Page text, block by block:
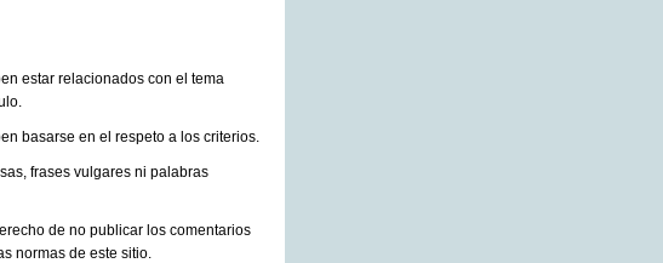
estar relacionados con el tema
basarse en el respeto a los criterios.
frases vulgares ni palabras
de no publicar los comentarios
normas de este sitio.